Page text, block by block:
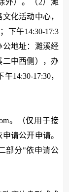
外）。（2）濉
化活动中心，
下午14:30-17:3
公地址：濉溪经
二中西侧），办
14:30-17:30，
。（仅用于接
请公开申请。
部分"依申请公